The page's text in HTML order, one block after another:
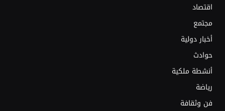
اقتصاد
مجتمع
أخبار دولية
حوادث
أنشطة ملكية
رياضة
فن وثقافة